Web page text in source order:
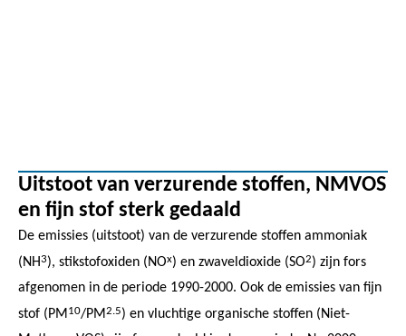
Uitstoot van verzurende stoffen, NMVOS
en fijn stof sterk gedaald
De emissies (uitstoot) van de verzurende stoffen ammoniak
(NH3), stikstofoxiden (NOx) en zwaveldioxide (SO2) zijn fors
afgenomen in de periode 1990-2000. Ook de emissies van fijn
stof (PM 10/PM2.5) en vluchtige organische stoffen (Niet-